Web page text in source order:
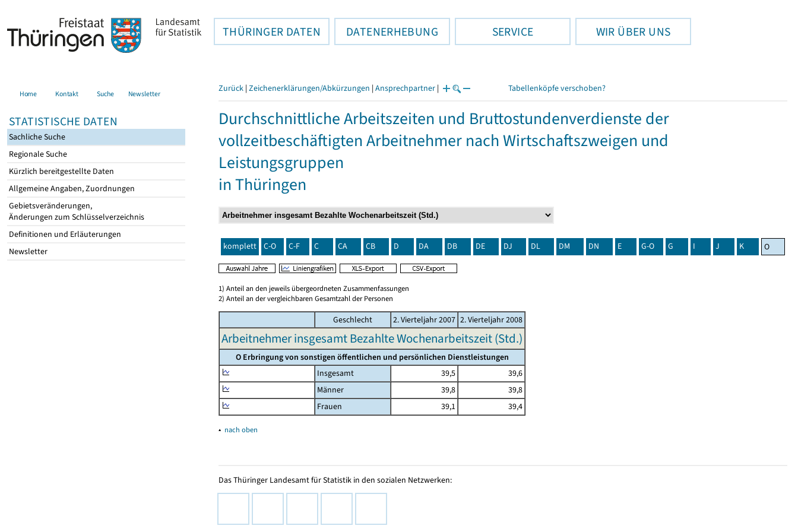
THÜRINGER DATEN DATENERHEBUNG SERVICE WIR ÜBER UNS
Home Kontakt Suche Newsletter
STATISTISCHE DATEN
Sachliche Suche
Regionale Suche
Kürzlich bereitgestellte Daten
Allgemeine Angaben, Zuordnungen
Gebietsveränderungen,
Änderungen zum Schlüsselverzeichnis
Definitionen und Erläuterungen
Newsletter
Zurück | Zeichenerklärungen/Abkürzungen | Ansprechpartner | Tabellenköpfe verschoben?
Durchschnittliche Arbeitszeiten und Bruttostundenverdienste der
vollzeitbeschäftigten Arbeitnehmer nach Wirtschaftszweigen und
Leistungsgruppen
in Thüringen
komplett C-O C-F C CA CB D DA DB DE DJ DL DM DN E G-O G I J K O
1) Anteil an den jeweils übergeordneten Zusammenfassungen
2) Anteil an der vergleichbaren Gesamtzahl der Personen
Geschlecht 2. Vierteljahr 2007 2. Vierteljahr 2008
Arbeitnehmer insgesamt Bezahlte Wochenarbeitszeit (Std.)
O Erbringung von sonstigen öffentlichen und persönlichen Dienstleistungen
Insgesamt
39,5
39,6
Männer
39,8
39,8
Frauen
39,1 39,4
▴ nach oben
Das Thüringer Landesamt für Statistik in den sozialen Netzwerken: